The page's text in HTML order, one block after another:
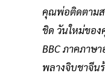
คุณพ่อติดตามส
ชิด วันใหม่ของ
BBC ภาคภาษ
พลางจิบชาจีน